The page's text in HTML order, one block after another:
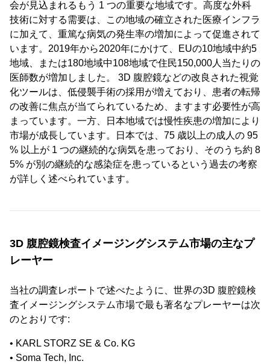
会が見込まれるもう 1 つの重要な地域です。高度な外科
技術に対する需要は、この地域の確立された医療インフラ
に加えて、重篤な病気の発生率の増加によって促進されて
います。2019年から2020年にかけて、EUの10地域中約5
地域、または180地域中108地域で住民150,000人当たりの
医師数が増加しました。 3D 腹腔鏡などの改良された視覚
化ツールは、低侵襲手術の採用が増えており、患者の転帰
の改善に焦点が当てられているため、ますます必要性が高
まっています。一方、日本地域では慢性疾患の増加により
市場が成長しています。日本では、75 歳以上の成人の 95
% 以上が 1 つの継続的な病気を患っており、そのうち約 8
5% が別の継続的な感染症を患っているという過去の考察
が詳しく述べられています。
3D 腹腔鏡検査イメージングシステム市場の主なプ
レーヤー
当社の調査レポートで述べたように、世界の3D 腹腔鏡検
査イメージングシステム市場で最も著名なプレーヤーは次
のとおりです:
• KARL STORZ SE & Co. KG
• Soma Tech, Inc.